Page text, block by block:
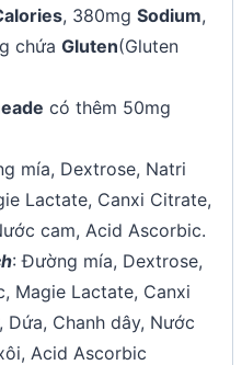
, 380mg Sodium,
chứa Gluten(Gluten
có thêm 50mg
mía, Dextrose, Natri
Lactate, Canxi Citrate,
cam, Acid Ascorbic.
: Đường mía, Dextrose,
Magie Lactate, Canxi
Chanh dây, Nước
Acid Ascorbic